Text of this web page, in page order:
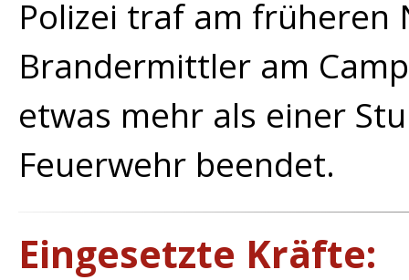
Polizei traf am früheren
Brandermittler am
etwas mehr als einer
Feuerwehr beendet.
Eingesetzte Kräfte: